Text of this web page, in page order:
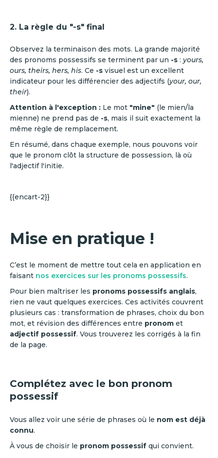
2. La règle du "-s" final
Observez la terminaison des mots. La grande majorité
des pronoms possessifs se terminent par un -s : yours,
ours, theirs, hers, his. Ce -s visuel est un excellent
indicateur pour les différencier des adjectifs (your, our,
their).
Attention à l'exception : Le mot "mine" (le mien/la
mienne) ne prend pas de -s, mais il suit exactement la
même règle de remplacement.
En résumé, dans chaque exemple, nous pouvons voir
que le pronom clôt la structure de possession, là où
l'adjectif l'initie.
{{encart-2}}
Mise en pratique !
C’est le moment de mettre tout cela en application en
faisant nos exercices sur les pronoms possessifs.
Pour bien maîtriser les pronoms possessifs anglais,
rien ne vaut quelques exercices. Ces activités couvrent
plusieurs cas : transformation de phrases, choix du bon
mot, et révision des différences entre pronom et
adjectif possessif. Vous trouverez les corrigés à la fin
de la page.
Complétez avec le bon pronom
possessif
Vous allez voir une série de phrases où le nom est déjà
connu.
À vous de choisir le pronom possessif qui convient.